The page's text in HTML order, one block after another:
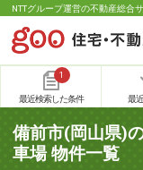
NTTグループ運営の不動産総合
1
最近検索した条件 最
備前市(岡山県)
車場 物件一覧